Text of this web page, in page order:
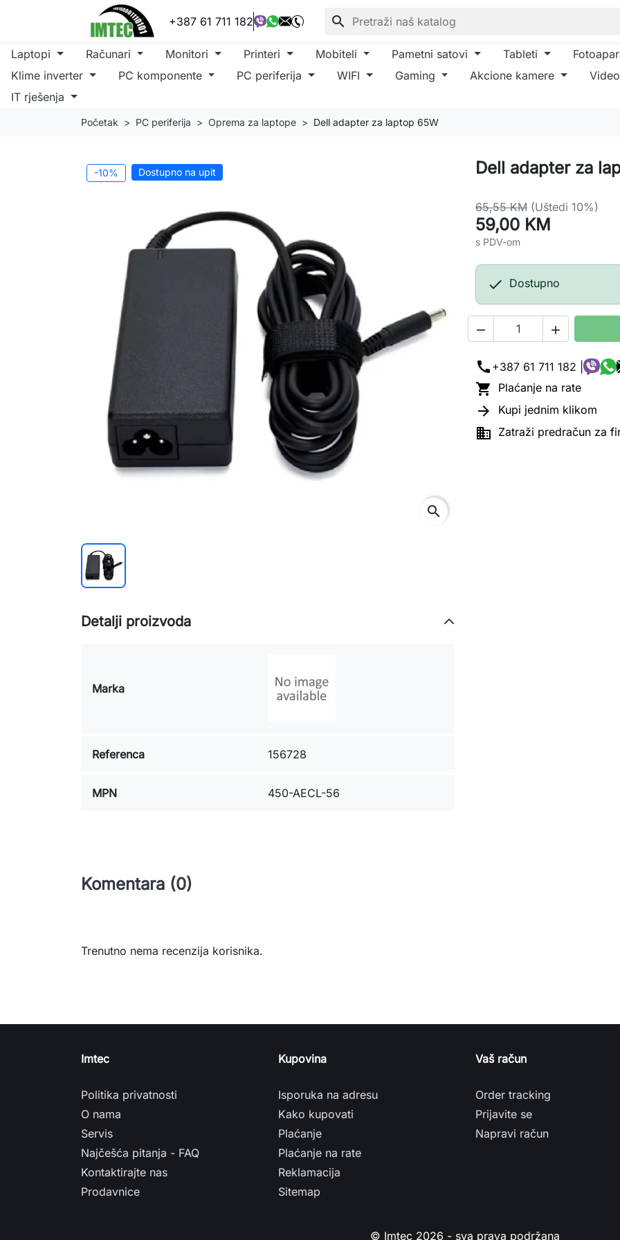
+387 61 711 182 search
Laptopi Računari Monitori Printeri Mobiteli Pametni satovi Tableti
Klime inverter
PC komponente PC periferija WIFI Gaming Akcione kamere
IT rješenja
Početak PC periferija Oprema za laptope Dell adapter za laptop 65W
-10% Dostupno na upit
search
Dell adapter za
65,55 KM (Uštedi 10%)
59,00 KM
s PDV-om
 Dostupno
 
call +387 61 711 182 |
 Plaćanje na rate
 Kupi jednim klikom
 Zatraži predračun za
Detalji proizvoda
Marka
Referenca 156728
MPN 450-AECL-56
Komentara (0)
Trenutno nema recenzija korisnika.
Imtec
Politika privatnosti
O nama
Servis
Najčešća pitanja - FAQ
Kontaktirajte nas
Prodavnice
Kupovina
Isporuka na adresu
Kako kupovati
Plaćanje
Plaćanje na rate
Reklamacija
Sitemap
Vaš račun
Order tracking
Prijavite se
Napravi račun
© Imtec 2026 - sva prava podržana